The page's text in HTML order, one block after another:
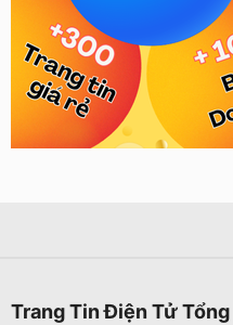
Trang Tin Điện Tử Tổng